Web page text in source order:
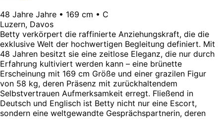
48 Jahre Jahre • 169 cm • C
Luzern, Davos
Betty verkörpert die raffinierte Anziehungskraft, die die
exklusive Welt der hochwertigen Begleitung definiert. Mit
48 Jahren besitzt sie eine zeitlose Eleganz, die nur durch
Erfahrung kultiviert werden kann – eine brünette
Erscheinung mit 169 cm Größe und einer grazilen Figur
von 58 kg, deren Präsenz mit zurückhaltendem
Selbstvertrauen Aufmerksamkeit erregt. Fließend in
Deutsch und Englisch ist Betty nicht nur eine Escort,
sondern eine weltgewandte Gesprächspartnerin, deren